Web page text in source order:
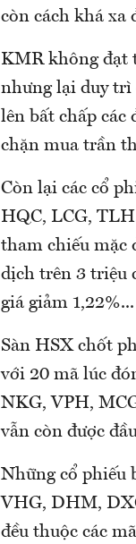
còn cách khá xa
KMR không đạt
nhưng lại duy trì
lên bất chấp các
chặn mua trần
Còn lại các cổ
HQC, LCG,
tham chiếu mặc
dịch trên 3 triệu
giá giảm 1,22%...
Sàn HSX chốt
với 20 mã lúc
NKG, VPH,
vẫn còn được
Những cổ phiếu
VHG, DHM,
đều thuộc các